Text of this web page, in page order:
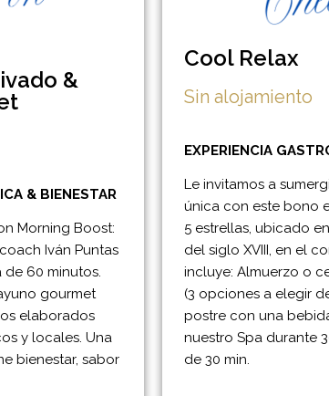
&
& BIENESTAR
Morning Boost:
Iván Puntas
de 60 minutos.
gourmet
elaborados
y locales. Una
bienestar, sabor
Cool Relax
Sin alojamiento
EXPERIENCIA
Le invitamos a
única con este bono
5 estrellas, ubicado
del siglo XVIII, en el
incluye: Almuerzo o
(3 opciones a elegir
postre con una
nuestro Spa durante
de 30 min.